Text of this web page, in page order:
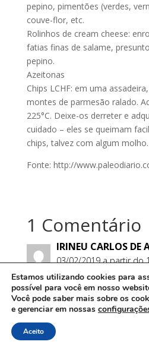
pepino, pimentões (verdes,
couve-flor, etc.
Rolinhos de cream cheese:
fatias finas de salame,
pepino.
Azeitonas
Chips LCHF: em uma
montes de parmesão ralado.
225°C. Deixe-os derreter e
cuidado – eles se queimam
chips, talvez com algum molho.
Fonte: http://
1 Comentário
IRINEU CARLOS DE
03/02/2019 a partir do
Aprovado! Gostei! Vou
Estamos utilizando cookies para
possível para você em nosso
Você pode saber mais sobre os
e gerenciar em nossas
Aceito